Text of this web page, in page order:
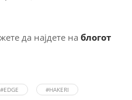
да најдете на блогот
#EDGE
#HAKERI